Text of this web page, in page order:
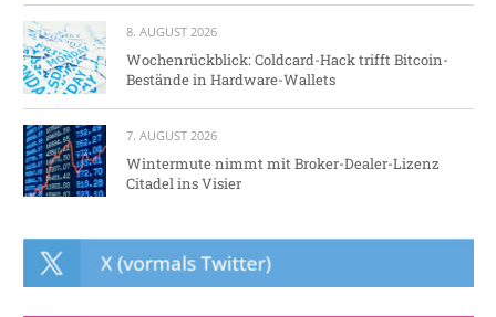
8. AUGUST 2026
Wochenrückblick: Coldcard-Hack trifft Bitcoin-
Bestände in Hardware-Wallets
7. AUGUST 2026
Wintermute nimmt mit Broker-Dealer-Lizenz
Citadel ins Visier